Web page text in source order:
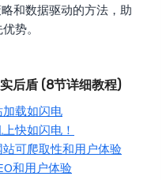
和数据驱动的方法，助
势。
后盾 (8节详细教程)
载如闪电
快如闪电！
可爬取性和用户体验
和用户体验